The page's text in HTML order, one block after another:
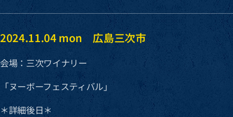
2024.11.04 mon 広島三次市
会場：三次ワイナリー
「ヌーボーフェスティバル」
＊詳細後日＊